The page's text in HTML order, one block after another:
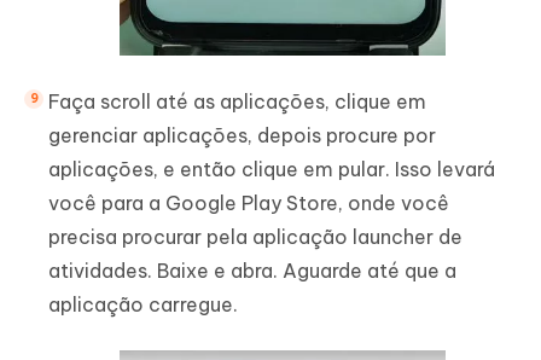
Faça scroll até as aplicações, clique em
gerenciar aplicações, depois procure por
aplicações, e então clique em pular. Isso levará
você para a Google Play Store, onde você
precisa procurar pela aplicação launcher de
atividades. Baixe e abra. Aguarde até que a
aplicação carregue.